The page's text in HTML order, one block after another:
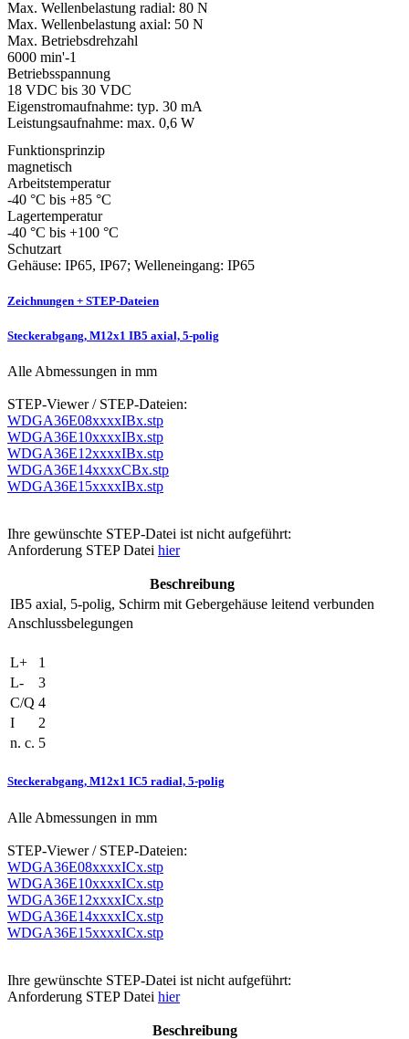
Max. Wellenbelastung radial: 80 N
Max. Wellenbelastung axial: 50 N
Max. Betriebsdrehzahl
6000 min'-1
Betriebsspannung
18 VDC bis 30 VDC
Eigenstromaufnahme: typ. 30 mA
Leistungsaufnahme: max. 0,6 W
Funktionsprinzip
magnetisch
Arbeitstemperatur
-40 °C bis +85 °C
Lagertemperatur
-40 °C bis +100 °C
Schutzart
Gehäuse: IP65, IP67; Welleneingang: IP65
Zeichnungen + STEP-Dateien
Steckerabgang, M12x1 IB5 axial, 5-polig
Alle Abmessungen in mm
STEP-Viewer / STEP-Dateien:
WDGA36E08xxxxIBx.stp
WDGA36E10xxxxIBx.stp
WDGA36E12xxxxIBx.stp
WDGA36E14xxxxCBx.stp
WDGA36E15xxxxIBx.stp
Ihre gewünschte STEP-Datei ist nicht aufgeführt:
Anforderung STEP Datei hier
Beschreibung
IB5 axial, 5-polig, Schirm mit Gebergehäuse leitend verbunden
Anschlussbelegungen
L+
1
L-
3
C/Q 4
I
2
n. c. 5
Steckerabgang, M12x1 IC5 radial, 5-polig
Alle Abmessungen in mm
STEP-Viewer / STEP-Dateien:
WDGA36E08xxxxICx.stp
WDGA36E10xxxxICx.stp
WDGA36E12xxxxICx.stp
WDGA36E14xxxxICx.stp
WDGA36E15xxxxICx.stp
Ihre gewünschte STEP-Datei ist nicht aufgeführt:
Anforderung STEP Datei hier
Beschreibung